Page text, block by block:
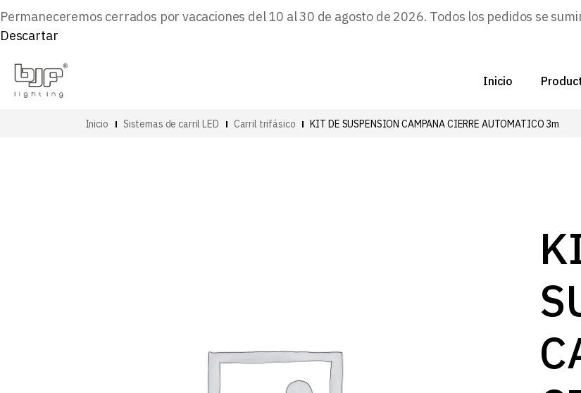
Permaneceremos cerrados por vacaciones del 10 al 30 de agosto de 2026. Todos los pedidos se
Descartar
Inicio
Inicio Sistemas de carril LED Carril trifásico KIT DE SUSPENSION CAMPANA CIERRE AUTOMATICO 3m